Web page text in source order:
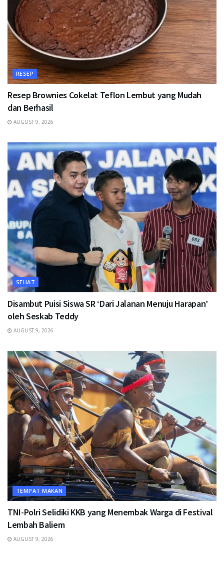
RESEP
Resep Brownies Cokelat Teflon Lembut yang Mudah
dan Berhasil
AUGUST 9, 2026
SEHAT
Disambut Puisi Siswa SR ‘Dari Jalanan Menuju Harapan’
oleh Seskab Teddy
AUGUST 9, 2026
TEMPAT MAKAN
TNI-Polri Selidiki KKB yang Menembak Warga di Festival
Lembah Baliem
AUGUST 9, 2026